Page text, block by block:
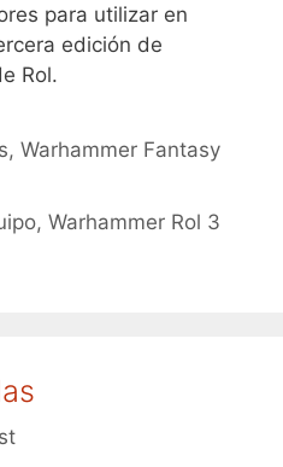
para utilizar en
edición de
Rol.
,Warhammer Fantasy
,Warhammer Rol 3